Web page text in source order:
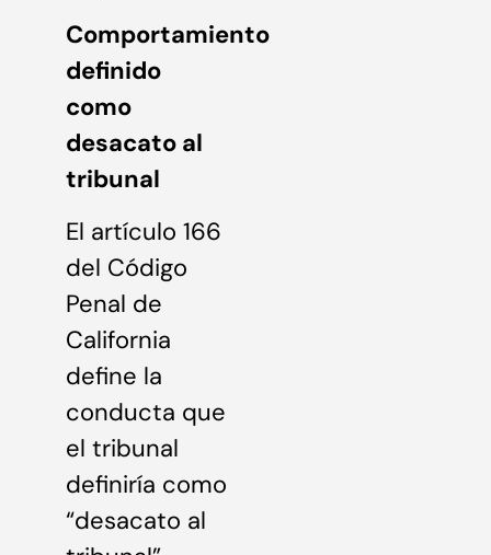
Comportamiento
definido
como
desacato al
tribunal
El artículo 166
del Código
Penal de
California
define la
conducta que
el tribunal
definiría como
“desacato al